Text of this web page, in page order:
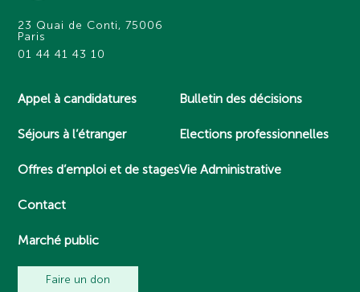
23 Quai de Conti, 75006
Paris
01 44 41 43 10
Appel à candidatures
Séjours à l’étranger
Offres d’emploi et de stages
Contact
Marché public
Bulletin des décisions
Elections professionnelles
Vie Administrative
Faire un don